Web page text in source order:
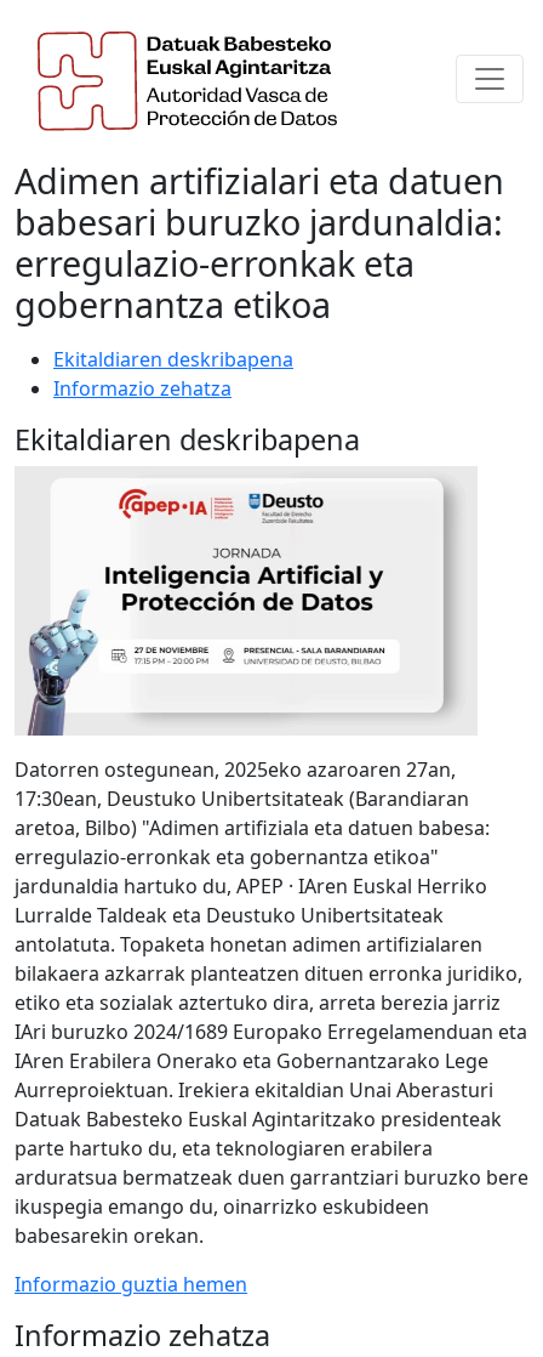
Adimen artifizialari eta datuen
babesari buruzko jardunaldia:
erregulazio-erronkak eta
gobernantza etikoa
Ekitaldiaren deskribapena
Informazio zehatza
Ekitaldiaren deskribapena
Datorren ostegunean, 2025eko azaroaren 27an,
17:30ean, Deustuko Unibertsitateak (Barandiaran
aretoa, Bilbo) "Adimen artifiziala eta datuen babesa:
erregulazio-erronkak eta gobernantza etikoa"
jardunaldia hartuko du, APEP · IAren Euskal Herriko
Lurralde Taldeak eta Deustuko Unibertsitateak
antolatuta. Topaketa honetan adimen artifizialaren
bilakaera azkarrak planteatzen dituen erronka juridiko,
etiko eta sozialak aztertuko dira, arreta berezia jarriz
IAri buruzko 2024/1689 Europako Erregelamenduan eta
IAren Erabilera Onerako eta Gobernantzarako Lege
Aurreproiektuan. Irekiera ekitaldian Unai Aberasturi
Datuak Babesteko Euskal Agintaritzako presidenteak
parte hartuko du, eta teknologiaren erabilera
arduratsua bermatzeak duen garrantziari buruzko bere
ikuspegia emango du, oinarrizko eskubideen
babesarekin orekan.
Informazio guztia hemen
Informazio zehatza